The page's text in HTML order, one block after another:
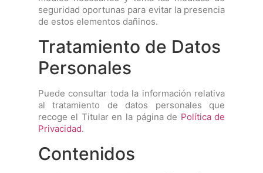
seguridad oportunas para evitar la presencia
de estos elementos dañinos.
Tratamiento de Datos
Personales
Puede consultar toda la información relativa
al tratamiento de datos personales que
recoge el Titular en la página de Política de
Privacidad.
Contenidos